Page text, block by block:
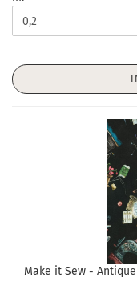
Make it Sew -